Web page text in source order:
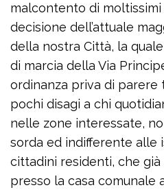
malcontento di
decisione dell’attuale
della nostra Città, la
di marcia della Via
ordinanza priva di parere
pochi disagi a chi
nelle zone interessate,
sorda ed indifferente alle
cittadini residenti, che
presso la casa comunale